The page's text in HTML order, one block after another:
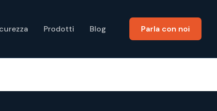
Prodotti Blog Parla con noi